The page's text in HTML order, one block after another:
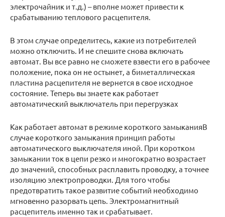
электрочайник и т.д.) – вполне может привести к
срабатыванию теплового расцепителя.
В этом случае определитесь, какие из потребителей
можно отключить. И не спешите снова включать
автомат. Вы все равно не сможете взвести его в рабочее
положение, пока он не остынет, а биметаллическая
пластина расцепителя не вернется в свое исходное
состояние. Теперь вы знаете как работает
автоматический выключатель при перегрузках
Как работает автомат в режиме короткого замыканияВ
случае короткого замыкания принцип работы
автоматического выключателя иной. При коротком
замыкании ток в цепи резко и многократно возрастает
до значений, способных расплавить проводку, а точнее
изоляцию электропроводки. Для того чтобы
предотвратить такое развитие событий необходимо
мгновенно разорвать цепь. Электромагнитный
расцепитель именно так и срабатывает.